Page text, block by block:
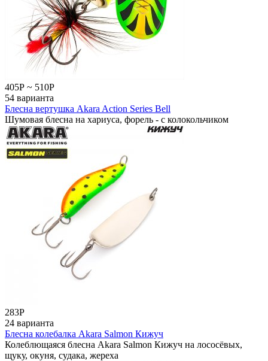
405Р ~ 510Р
54 варианта
Блесна вертушка Akara Action Series Bell
Шумовая блесна на хариуса, форель - с колокольчиком
283Р
24 варианта
Блесна колебалка Akara Salmon Кижуч
Колеблющаяся блесна Akara Salmon Кижуч на лососёвых,
щуку, окуня, судака, жереха